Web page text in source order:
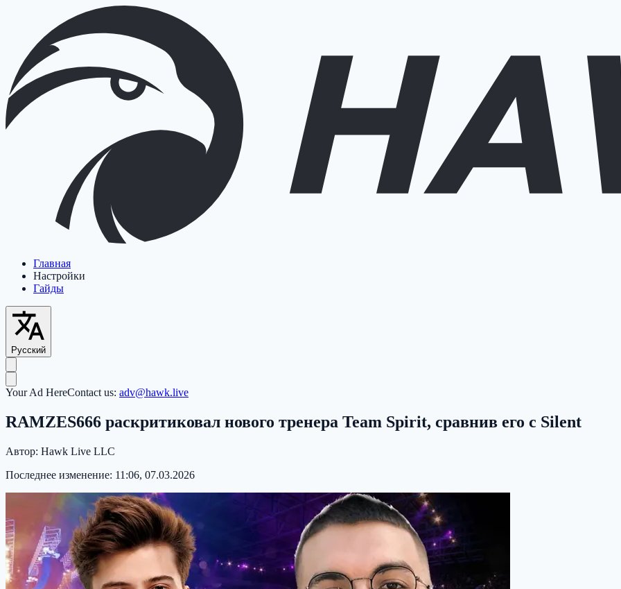
Главная
Настройки
Гайды
Русский
Your Ad HereContact us: adv@hawk.live
RAMZES666 раскритиковал нового тренера Team Spirit, сравнив его с Silent
Автор: Hawk Live LLC
Последнее изменение: 11:06, 07.03.2026